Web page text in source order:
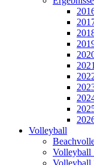
2021
Volleyball
Volleyball
Volleyball